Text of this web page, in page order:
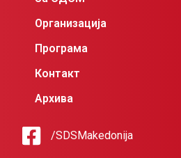
Организација
Програма
Контакт
Архива
/SDSMakedonija